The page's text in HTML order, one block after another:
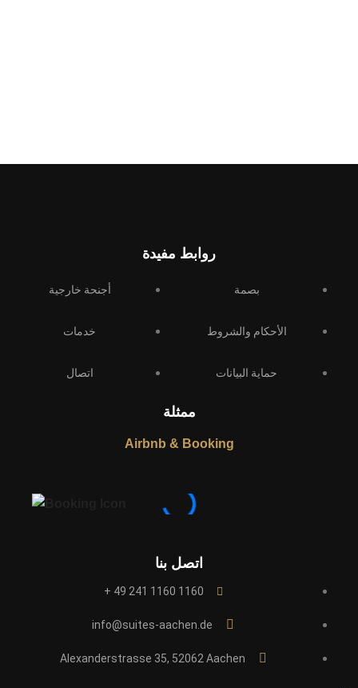
روابط مفيدة
بصمة
الأحكام والشروط
حماية البيانات
أجنحة خارجية
خدمات
اتصال
ممثلة
Airbnb & Booking
اتصل بنا
1160 1160 241 49 +
info@suites-aachen.de
Alexanderstrasse 35, 52062 Aachen